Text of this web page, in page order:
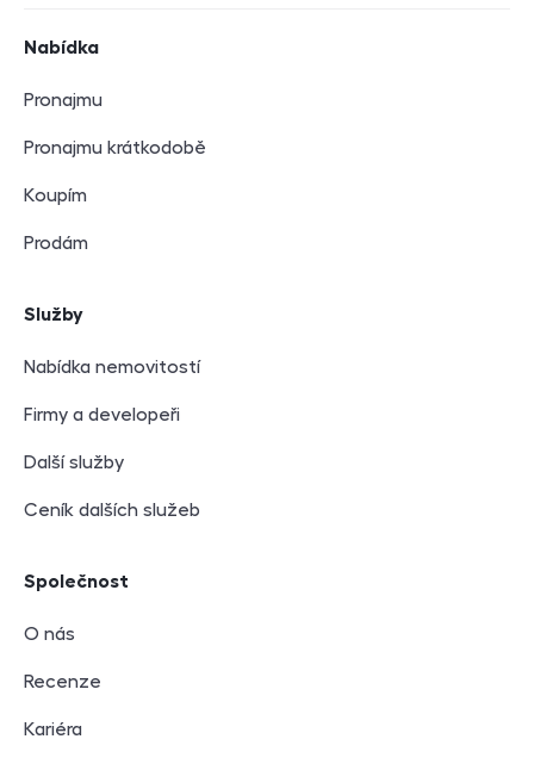
Nabídka
Pronajmu
Pronajmu krátkodobě
Koupím
Prodám
Služby
Nabídka nemovitostí
Firmy a developeři
Další služby
Ceník dalších služeb
Společnost
O nás
Recenze
Kariéra